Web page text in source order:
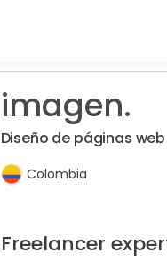
imagen.
Diseño de páginas
Colombia
Freelancer